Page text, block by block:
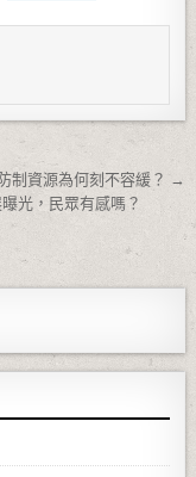
制資源為何刻不容緩？ →
光，民眾有感嗎？